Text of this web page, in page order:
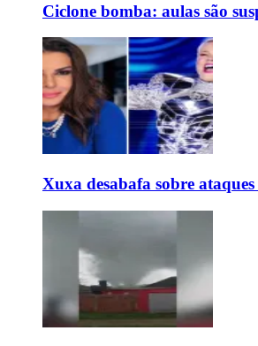
Ciclone bomba: aulas são
Xuxa desabafa sobre